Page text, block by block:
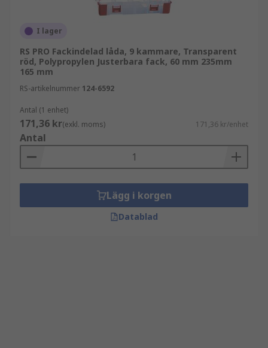
I lager
RS PRO Fackindelad låda, 9 kammare, Transparent
röd, Polypropylen Justerbara fack, 60 mm 235mm
165 mm
RS-artikelnummer 124-6592
Antal (1 enhet)
171,36 kr(exkl. moms) 171,36 kr/enhet
Antal
Lägg i korgen
Datablad